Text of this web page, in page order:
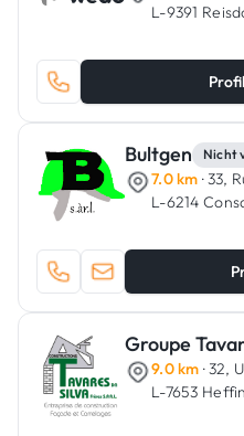
L-9391
Bultgen Nicht
7.0 km · 33,
L-6214
Groupe
9.0 km · 32,
L-7653